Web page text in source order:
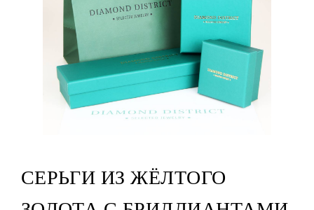
СЕРЬГИ ИЗ ЖЁЛТОГО